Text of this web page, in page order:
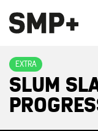
EXTRA
SLUM